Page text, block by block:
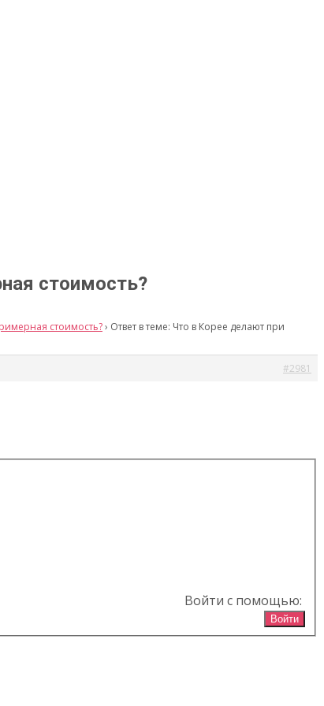
стоимость?
стоимость?› Ответ в теме: Что в Корее делают при
#2981
Войти с помощью:
Войти